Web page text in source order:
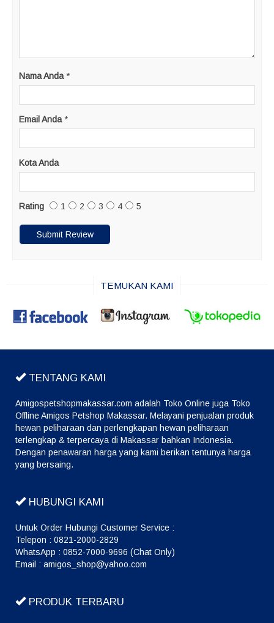
Nama Anda *
Email Anda *
Kota Anda
Rating 1 2 3 4 5
TEMUKAN KAMI
TENTANG KAMI
Amigospetshopmakassar.com adalah Toko Online juga Toko
Offline Amigos Petshop Makassar. Melayani penjualan produk
hewan peliharaan dan perlengkapan hewan peliharaan
terlengkap & terpercaya di Makassar bahkan Indonesia.
Dengan penawaran harga yang kami berikan tentunya harga
yang bersaing.
HUBUNGI KAMI
Untuk Order Hubungi Customer Service :
Telepon : 0821-2000-2829
WhatsApp : 0852-7000-9696 (Chat Only)
Email : amigos_shop@yahoo.com
PRODUK TERBARU